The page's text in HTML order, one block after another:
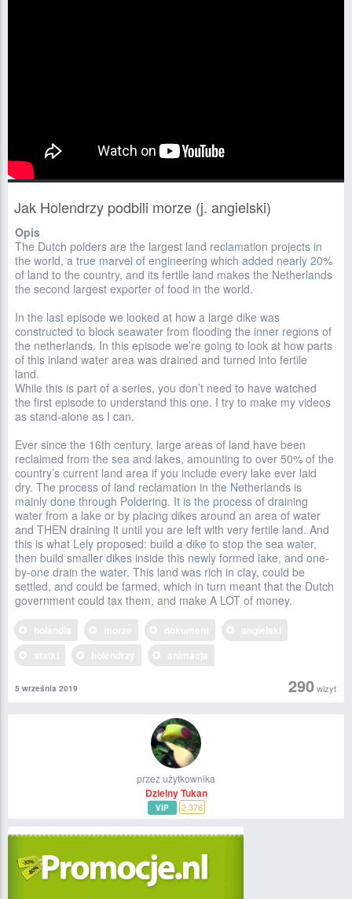
Jak Holendrzy podbili morze (j. angielski)
Opis
The Dutch polders are the largest land reclamation projects in
the world, a true marvel of engineering which added nearly 20%
of land to the country, and its fertile land makes the Netherlands
the second largest exporter of food in the world.
In the last episode we looked at how a large dike was
constructed to block seawater from flooding the inner regions of
the netherlands. In this episode we’re going to look at how parts
of this inland water area was drained and turned into fertile
land.
While this is part of a series, you don’t need to have watched
the first episode to understand this one. I try to make my videos
as stand-alone as I can.
Ever since the 16th century, large areas of land have been
reclaimed from the sea and lakes, amounting to over 50% of the
country’s current land area if you include every lake ever laid
dry. The process of land reclamation in the Netherlands is
mainly done through Poldering. It is the process of draining
water from a lake or by placing dikes around an area of water
and THEN draining it until you are left with very fertile land. And
this is what Lely proposed: build a dike to stop the sea water,
then build smaller dikes inside this newly formed lake, and one-
by-one drain the water. This land was rich in clay, could be
settled, and could be farmed, which in turn meant that the Dutch
government could tax them, and make A LOT of money.
290wizyt
5 września 2019
przez użytkownika
Dzielny Tukan
VIP 2,376